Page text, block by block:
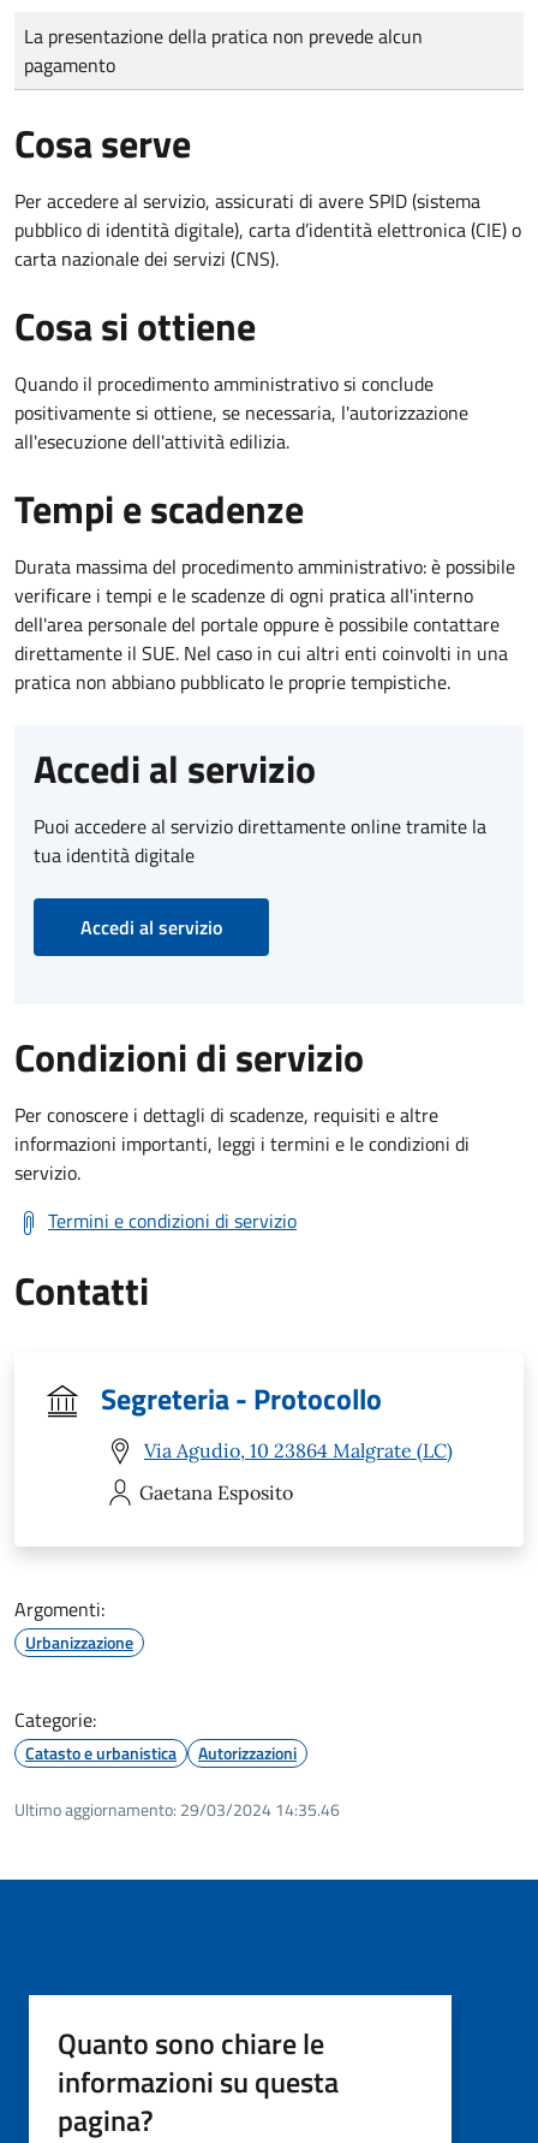
Tipo di pagamento
Importo
La presentazione della pratica non prevede alcun
pagamento
Cosa serve
Per accedere al servizio, assicurati di avere SPID (sistema
pubblico di identità digitale), carta d’identità elettronica (CIE) o
carta nazionale dei servizi (CNS).
Cosa si ottiene
Quando il procedimento amministrativo si conclude
positivamente si ottiene, se necessaria, l'autorizzazione
all'esecuzione dell'attività edilizia.
Tempi e scadenze
Durata massima del procedimento amministrativo: è possibile
verificare i tempi e le scadenze di ogni pratica all'interno
dell'area personale del portale oppure è possibile contattare
direttamente il SUE. Nel caso in cui altri enti coinvolti in una
pratica non abbiano pubblicato le proprie tempistiche.
Accedi al servizio
Puoi accedere al servizio direttamente online tramite la
tua identità digitale
Accedi al servizio
Condizioni di servizio
Per conoscere i dettagli di scadenze, requisiti e altre
informazioni importanti, leggi i termini e le condizioni di
servizio.
Termini e condizioni di servizio
Contatti
Segreteria - Protocollo
Via Agudio, 10 23864 Malgrate (LC)
Gaetana Esposito
Argomenti:
Urbanizzazione
Categorie:
Catasto e urbanistica Autorizzazioni
Ultimo aggiornamento: 29/03/2024 14:35.46
Quanto sono chiare le
informazioni su questa
pagina?